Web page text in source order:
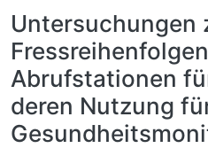
Untersuchungen
Abrufstationen
deren Nutzung